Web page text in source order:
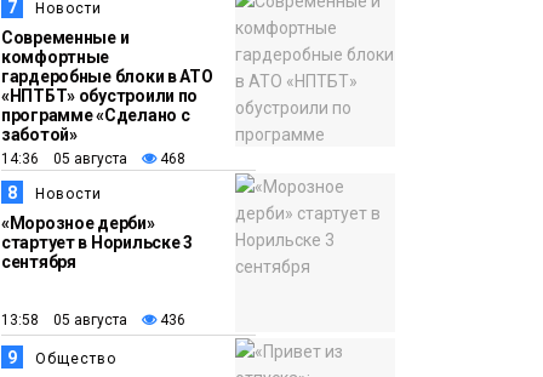
7 Новости
Современные и
комфортные
гардеробные блоки в АТО
«НПТБТ» обустроили по
программе «Сделано с
заботой»
14:36 05 августа 468
8 Новости
«Морозное дерби»
стартует в Норильске 3
сентября
13:58 05 августа 436
9 Общество